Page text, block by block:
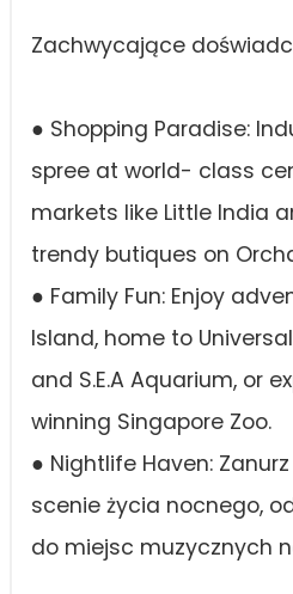
Zachwycające
● Shopping Paradise:
spree at world- class
markets like Little India
trendy butiques on
● Family Fun: Enjoy
Island, home to
and S.E.A Aquarium, or
winning Singapore Zoo.
● Nightlife Haven:
scenie życia nocnego,
do miejsc muzycznych